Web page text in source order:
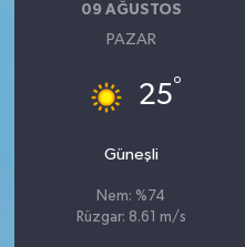
09 AĞUSTOS
PAZAR
25°
Güneşli
Nem: %74
Rüzgar: 8.61 m/s